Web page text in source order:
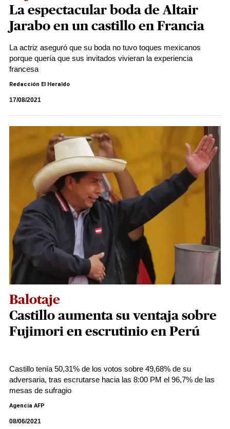
La espectacular boda de Altair
Jarabo en un castillo en Francia
La actriz aseguró que su boda no tuvo toques mexicanos
porque quería que sus invitados vivieran la experiencia
francesa
Redacción El Heraldo
17/08/2021
Balotaje
Castillo aumenta su ventaja sobre
Fujimori en escrutinio en Perú
Castillo tenía 50,31% de los votos sobre 49,68% de su
adversaria, tras escrutarse hacia las 8:00 PM el 96,7% de las
mesas de sufragio
Agencia AFP
08/06/2021